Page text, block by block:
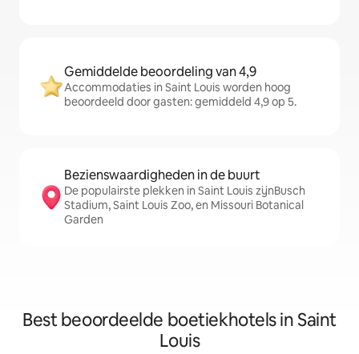
Gemiddelde beoordeling van 4,9
Accommodaties in Saint Louis worden hoog
beoordeeld door gasten: gemiddeld 4,9 op 5.
Bezienswaardigheden in de buurt
De populairste plekken in Saint Louis zijnBusch
Stadium, Saint Louis Zoo, en Missouri Botanical
Garden
Best beoordeelde boetiekhotels in Saint
Louis